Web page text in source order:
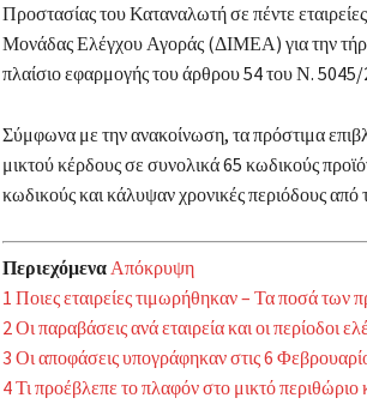
Προστασίας του Καταναλωτή σε πέντε
Μονάδας Ελέγχου Αγοράς (ΔΙΜΕΑ) για την
πλαίσιο εφαρμογής του άρθρου 54 του Ν.
Σύμφωνα με την ανακοίνωση, τα πρόστιμα
μικτού κέρδους σε συνολικά 65 κωδικούς
κωδικούς και κάλυψαν χρονικές περιόδους από
ΠεριεχόμεναΑπόκρυψη
1 Ποιες εταιρείες τιμωρήθηκαν – Τα ποσά των
2Οι παραβάσεις ανά εταιρεία και οι περίοδοι
3 Οι αποφάσεις υπογράφηκαν στις 6
4Τι προέβλεπε το πλαφόν στο μικτό περιθώριο